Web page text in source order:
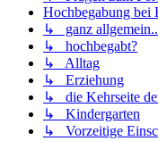
Hochbegabung bei
↳ ganz
↳ hochbegabt?
↳ Alltag
↳ Erziehung
↳ die Kehrseite
↳ Kindergarten
↳ Vorzeitige